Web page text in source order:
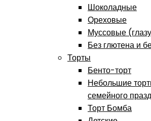
Шоколадные
Ореховые
Муссовые
Без глютена и
Торты
Бенто-торт
Небольшие
семейного
Торт Бомба